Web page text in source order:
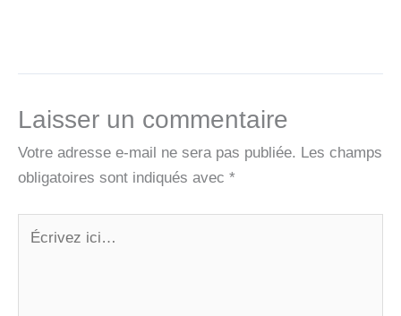
Laisser un commentaire
Votre adresse e-mail ne sera pas publiée. Les champs
obligatoires sont indiqués avec *